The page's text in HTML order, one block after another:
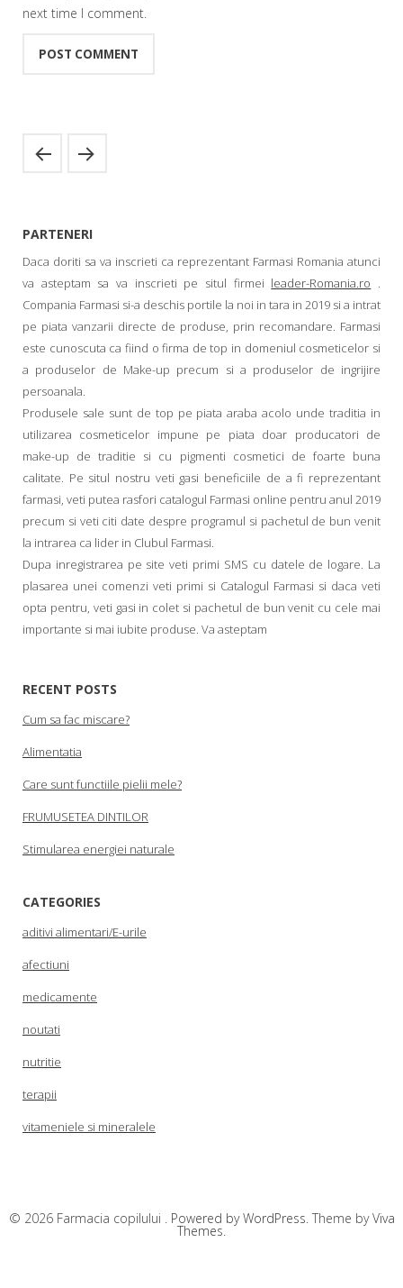
next time I comment.
PARTENERI
Daca doriti sa va inscrieti ca reprezentant Farmasi Romania atunci
va asteptam sa va inscrieti pe situl firmei leader-Romania.ro .
Compania Farmasi si-a deschis portile la noi in tara in 2019 si a intrat
pe piata vanzarii directe de produse, prin recomandare. Farmasi
este cunoscuta ca fiind o firma de top in domeniul cosmeticelor si
a produselor de Make-up precum si a produselor de ingrijire
persoanala.
Produsele sale sunt de top pe piata araba acolo unde traditia in
utilizarea cosmeticelor impune pe piata doar producatori de
make-up de traditie si cu pigmenti cosmetici de foarte buna
calitate. Pe situl nostru veti gasi beneficiile de a fi reprezentant
farmasi, veti putea rasfori catalogul Farmasi online pentru anul 2019
precum si veti citi date despre programul si pachetul de bun venit
la intrarea ca lider in Clubul Farmasi.
Dupa inregistrarea pe site veti primi SMS cu datele de logare. La
plasarea unei comenzi veti primi si Catalogul Farmasi si daca veti
opta pentru, veti gasi in colet si pachetul de bun venit cu cele mai
importante si mai iubite produse. Va asteptam
RECENT POSTS
Cum sa fac miscare?
Alimentatia
Care sunt functiile pielii mele?
FRUMUSETEA DINTILOR
Stimularea energiei naturale
CATEGORIES
aditivi alimentari/E-urile
afectiuni
medicamente
noutati
nutritie
terapii
vitameniele si mineralele
© 2026 Farmacia copilului . Powered by WordPress. Theme byViva
Themes.